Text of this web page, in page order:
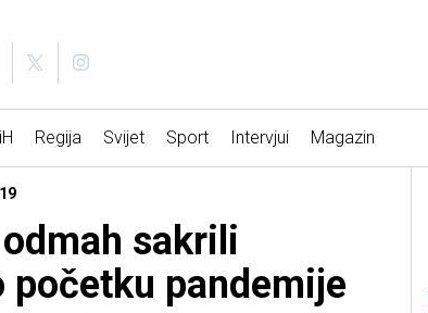
Regija Svijet Sport Intervjui Magazin
sakrili
početku pandemije